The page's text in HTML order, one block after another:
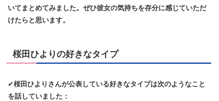
いてまとめてみました。ぜひ彼女の気持ちを存分に感じていただ
けたらと思います。
桜田ひよりの好きなタイプ
✔桜田ひよりさんが公表している好きなタイプは次のようなこと
を話していました：